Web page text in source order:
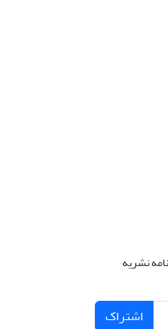
نشریه
اشتراک